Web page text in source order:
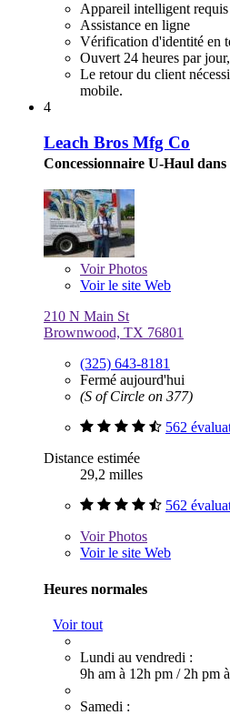
Appareil intelligent requis
Assistance en ligne
Vérification d'identité en
Ouvert 24 heures par
Le retour du client
mobile.
4
Leach Bros Mfg Co
Concessionnaire U-Haul dans
VoirPhotos
Voir le site Web
210 N Main St
Brownwood, TX 76801
(325) 643-8181
Fermé aujourd'hui
(S of Circle on 377)
562
Distance estimée
29,2 milles
562
VoirPhotos
Voir le site Web
Heures normales
Voir tout
Lundi au vendredi :
9h am à 12h pm / 2h pm
Samedi :